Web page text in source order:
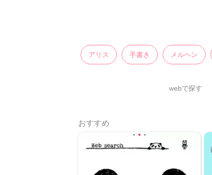
アリス 手書き メルヘン
webで探す
おすすめ